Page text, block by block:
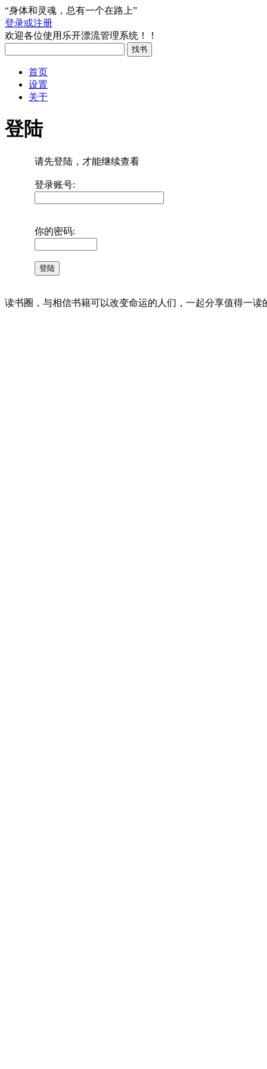
“身体和灵魂，总有一个在路上”
登录或注册
欢迎各位使用乐开漂流管理系统！！
首页
设置
关于
登陆
请先登陆，才能继续查看
登录账号:
你的密码:
读书圈，与相信书籍可以改变命运的人们，一起分享值得一读